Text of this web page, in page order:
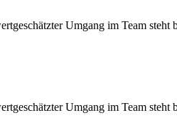
Umgang im Team
Umgang im Team